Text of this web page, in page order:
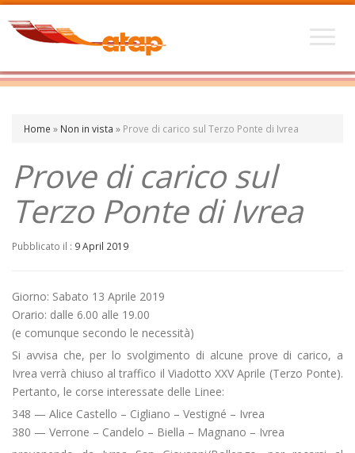
Home » Non in vista » Prove di carico sul Terzo Ponte di Ivrea
Prove di carico sul
Terzo Ponte di Ivrea
Pubblicato il : 9 April 2019
Giorno: Sabato 13 Aprile 2019
Orario: dalle 6.00 alle 19.00
(e comunque secondo le necessità)
Si avvisa che, per lo svolgimento di alcune prove di carico, a
Ivrea verrà chiuso al traffico il Viadotto XXV Aprile (Terzo Ponte).
Pertanto, le corse interessate delle Linee:
348 — Alice Castello – Cigliano – Vestigné – Ivrea
380 — Verrone – Candelo – Biella – Magnano – Ivrea